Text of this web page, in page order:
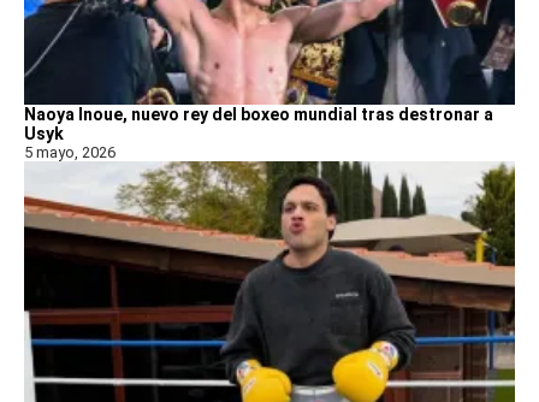
Naoya Inoue, nuevo rey del boxeo mundial tras destronar a
Usyk
5 mayo, 2026